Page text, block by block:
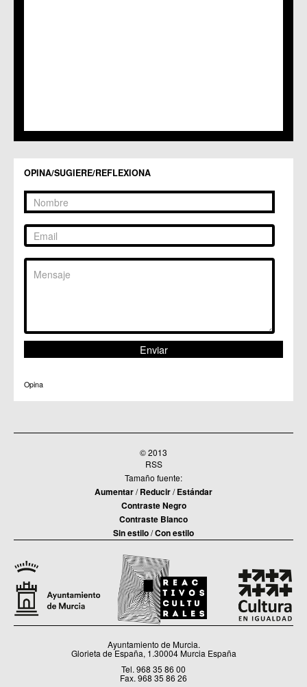
OPINA/SUGIERE/REFLEXIONA
Opina
© 2013
RSS
Tamaño fuente:
Aumentar/Reducir/Estándar
Contraste Negro
Contraste Blanco
Sin estilo/Con estilo
Ayuntamiento de Murcia.
Glorieta de España, 1.30004 Murcia España
Tel. 968 35 86 00
Fax. 968 35 86 26